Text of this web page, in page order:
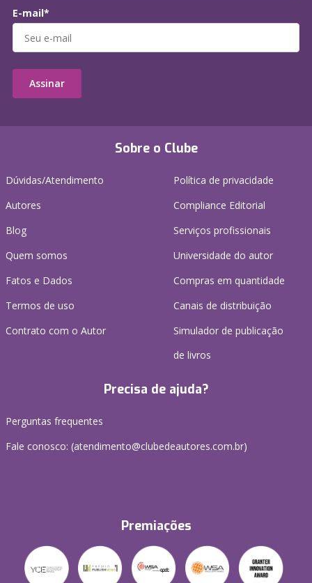
Sobre o Clube
Dúvidas/Atendimento
Autores
Blog
Quem somos
Fatos e Dados
Termos de uso
Contrato com o Autor
Política de privacidade
Compliance Editorial
Serviços profissionais
Universidade do autor
Compras em quantidade
Canais de distribuição
Simulador de publicação
de livros
Precisa de ajuda?
Perguntas frequentes
Fale conosco: (atendimento@clubedeautores.com.br)
Premiações
E-mail*
Assinar